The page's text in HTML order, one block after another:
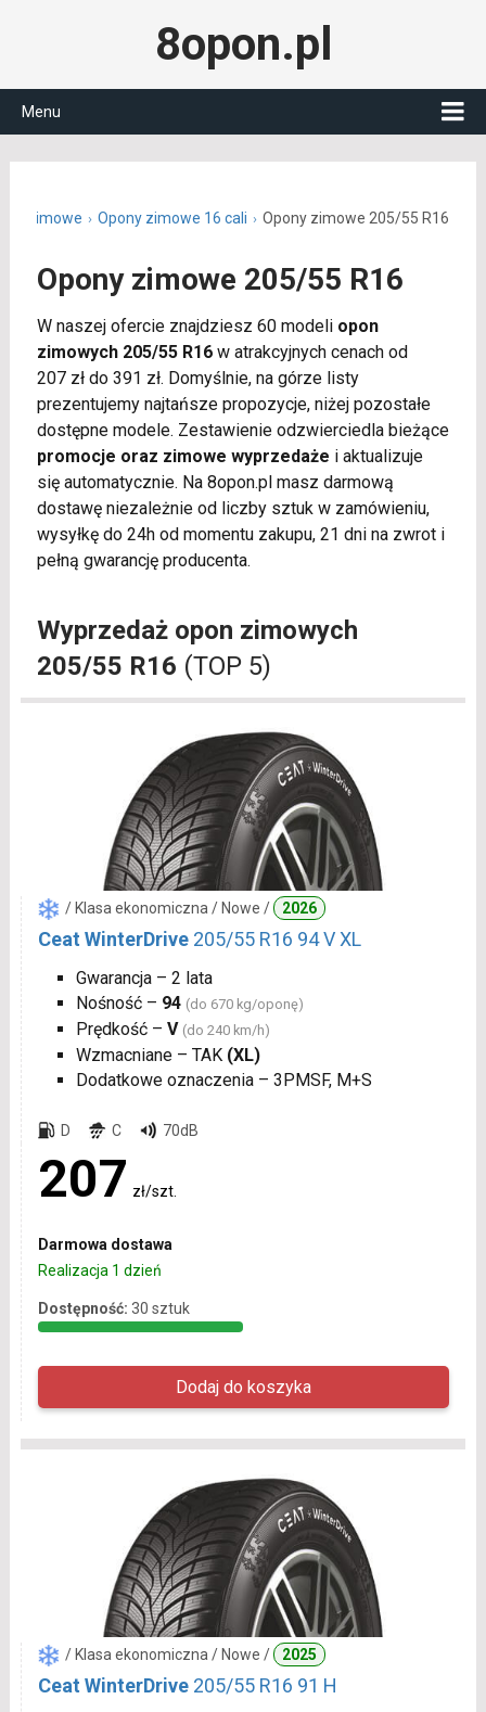
8opon.pl
Menu
zimowe Opony zimowe 16 cali Opony zimowe 205/55 R16
Opony zimowe 205/55 R16
W naszej ofercie znajdziesz 60 modeli opon
zimowych 205/55 R16w atrakcyjnych cenach od
207 zł do 391 zł. Domyślnie, na górze listy
prezentujemy najtańsze propozycje, niżej pozostałe
dostępne modele. Zestawienie odzwierciedla bieżące
promocje oraz zimowe wyprzedaże i aktualizuje
się automatycznie. Na 8opon.pl masz darmową
dostawę niezależnie od liczby sztuk w zamówieniu,
wysyłkę do 24h od momentu zakupu, 21 dni na zwrot i
pełną gwarancję producenta.
Wyprzedaż opon zimowych
205/55 R16 (TOP 5)
/ Klasa ekonomiczna / Nowe / 2026
Ceat WinterDrive 205/55 R16 94 V XL
Gwarancja – 2 lata
Nośność – 94 (do 670 kg/oponę)
Prędkość – V (do 240 km/h)
Wzmacniane – TAK (XL)
Dodatkowe oznaczenia – 3PMSF, M+S
D C 70dB
207 zł/szt.
Darmowa dostawa
Realizacja 1 dzień
Dostępność: 30 sztuk
/ Klasa ekonomiczna / Nowe / 2025
Ceat WinterDrive 205/55 R16 91 H